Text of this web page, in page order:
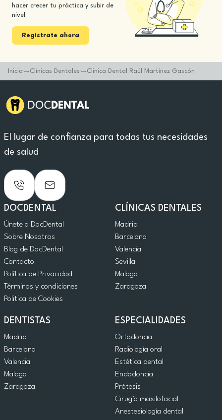
hacer crecer tu práctica y subir de
nivel
Registrate ahora
Inicio Clínicas Dentales Clinica Dental Raúl Martínez Gascón
El lugar de confianza para todas tus necesidades
de salud
DOCDENTAL
Únete a DocDental
Sobre Nosotros
Blog de DocDental
Contacto
Política de Privacidad
Términos y condiciones
Politica de Cookies
CLÍNICAS DENTALES
Madrid
Barcelona
Valencia
Sevilla
Malaga
Zaragoza
DENTISTAS
Madrid
Barcelona
Valencia
Malaga
Zaragoza
ESPECIALIDADES
Ortodoncia
Radiología oral
Estética dental
Endodoncia
Prótesis
Cirugía maxilofacial
Anestesiología dental